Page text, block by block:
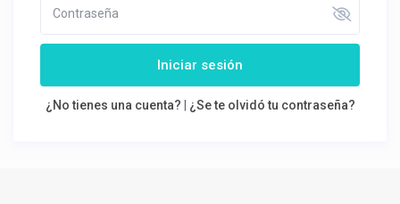
Iniciar sesión
¿No tienes una cuenta? ¿Se te olvidó tu contraseña?